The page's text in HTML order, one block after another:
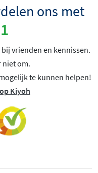
ons met
vrienden en kennissen.
niet om.
te kunnen helpen!
Kiyoh